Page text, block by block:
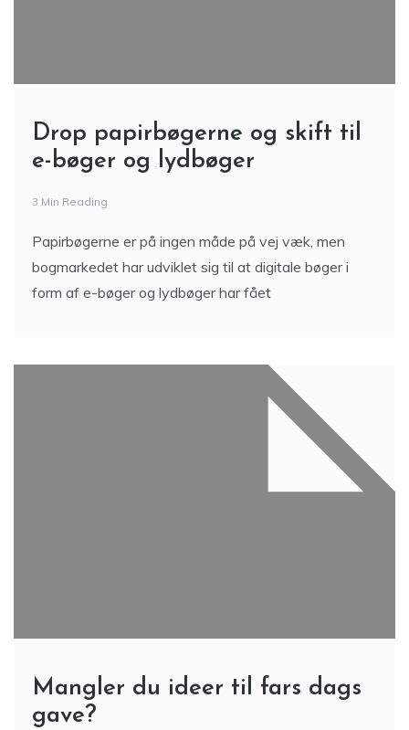
Drop papirbøgerne og skift til
e-bøger og lydbøger
3 Min Reading
Papirbøgerne er på ingen måde på vej væk, men
bogmarkedet har udviklet sig til at digitale bøger i
form af e-bøger og lydbøger har fået
Mangler du ideer til fars dags
gave?